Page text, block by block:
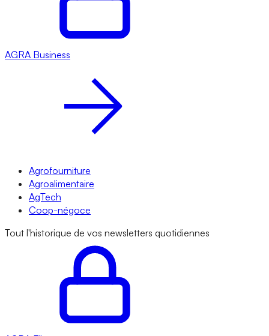
AGRA Business
Agrofourniture
Agroalimentaire
AgTech
Coop-négoce
Tout l'historique de vos newsletters quotidiennes